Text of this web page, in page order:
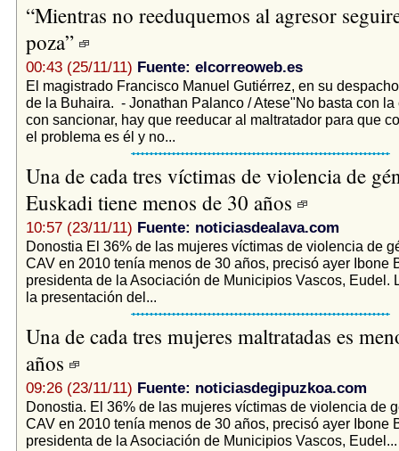
“Mientras no reeduquemos al agresor
poza”
00:43 (25/11/11) Fuente: elcorreoweb.es
El magistrado Francisco Manuel Gutiérrez, en su
de la Buhaira. - Jonathan Palanco / Atese"No basta con la
con sancionar, hay que reeducar al maltratador para que
el problema es él y no...
Una de cada tres víctimas de violencia de
Euskadi tiene menos de 30 años
10:57 (23/11/11) Fuente: noticiasdealava.com
Donostia El 36% de las mujeres víctimas de violencia de
CAV en 2010 tenía menos de 30 años, precisó ayer Ibone
presidenta de la Asociación de Municipios Vascos, Eudel.
la presentación del...
Una de cada tres mujeres maltratadas es
años
09:26 (23/11/11) Fuente: noticiasdegipuzkoa.com
Donostia. El 36% de las mujeres víctimas de violencia de
CAV en 2010 tenía menos de 30 años, precisó ayer Ibone
presidenta de la Asociación de Municipios Vascos, Eudel...